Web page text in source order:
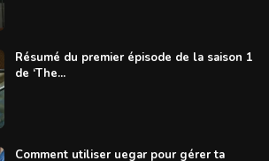
Résumé du premier épisode de la saison 1
de ‘The...
Comment utiliser uegar pour gérer ta